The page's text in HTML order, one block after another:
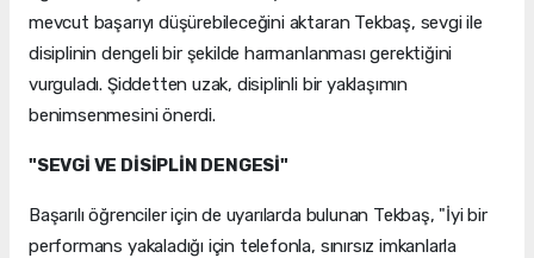
mevcut başarıyı düşürebileceğini aktaran Tekbaş, sevgi ile
disiplinin dengeli bir şekilde harmanlanması gerektiğini
vurguladı. Şiddetten uzak, disiplinli bir yaklaşımın
benimsenmesini önerdi.
"SEVGİ VE DİSİPLİN DENGESİ"
Başarılı öğrenciler için de uyarılarda bulunan Tekbaş, "İyi bir
performans yakaladığı için telefonla, sınırsız imkanlarla